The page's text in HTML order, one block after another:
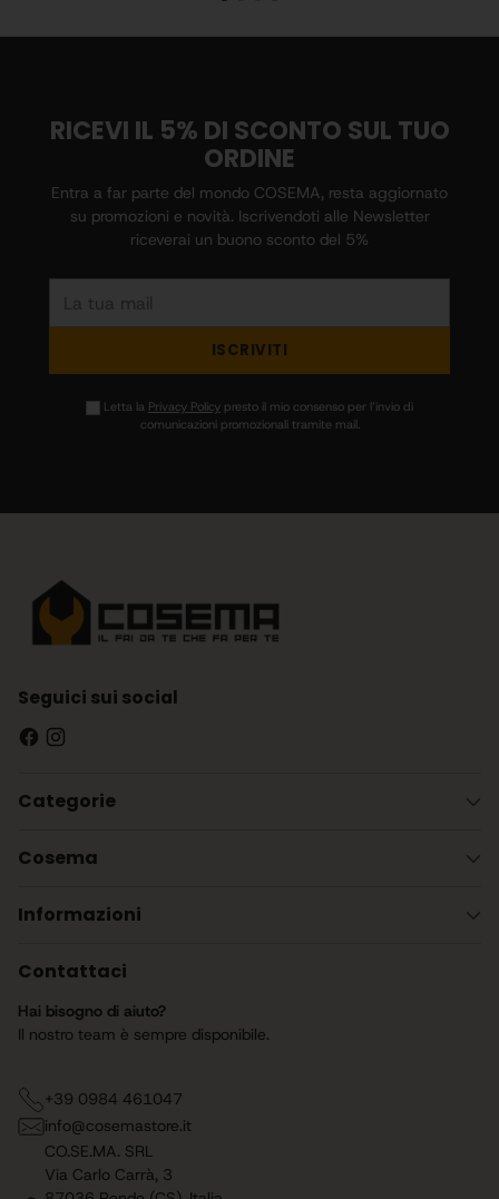
RICEVI IL 5% DI SCONTO SUL TUO
ORDINE
Entra a far parte del mondo COSEMA, resta aggiornato
su promozioni e novità. Iscrivendoti alle Newsletter
riceverai un buono sconto del 5%
ISCRIVITI
Letta la Privacy Policypresto il mio consenso per l’invio di
comunicazioni promozionali tramite mail.
Seguici sui social
Categorie
Cosema
Informazioni
Contattaci
Hai bisogno di aiuto?
Il nostro team è sempre disponibile.
+39 0984 461047
info@cosemastore.it
CO.SE.MA. SRL
Via Carlo Carrà, 3